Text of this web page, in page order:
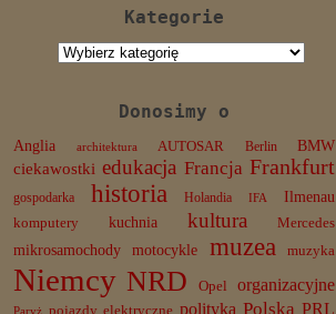
Kategorie
Kategorie
Donosimy o
Anglia architektura AUTOSAR Berlin BMW
ciekawostki edukacja Francja Frankfurt
gospodarka historia Holandia IFA
Ilmenau
komputery
kuchnia kultura Mercedes
mikrosamochody motocykle muzea muzyka
Niemcy NRD Opel organizacyjne
Paryż pojazdy elektryczne polityka Polska PRL